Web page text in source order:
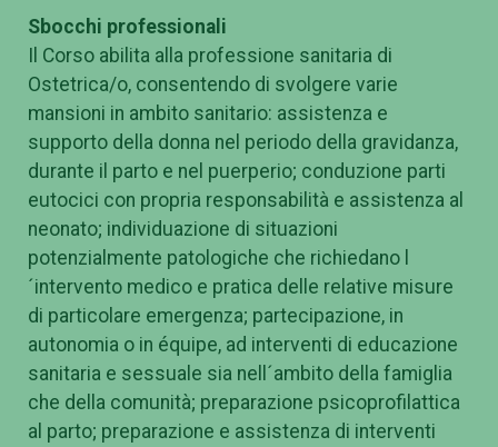
Sbocchi professionali
Il Corso abilita alla professione sanitaria di
Ostetrica/o, consentendo di svolgere varie
mansioni in ambito sanitario: assistenza e
supporto della donna nel periodo della gravidanza,
durante il parto e nel puerperio; conduzione parti
eutocici con propria responsabilità e assistenza al
neonato; individuazione di situazioni
potenzialmente patologiche che richiedano l
´intervento medico e pratica delle relative misure
di particolare emergenza; partecipazione, in
autonomia o in équipe, ad interventi di educazione
sanitaria e sessuale sia nell´ambito della famiglia
che della comunità; preparazione psicoprofilattica
al parto; preparazione e assistenza di interventi